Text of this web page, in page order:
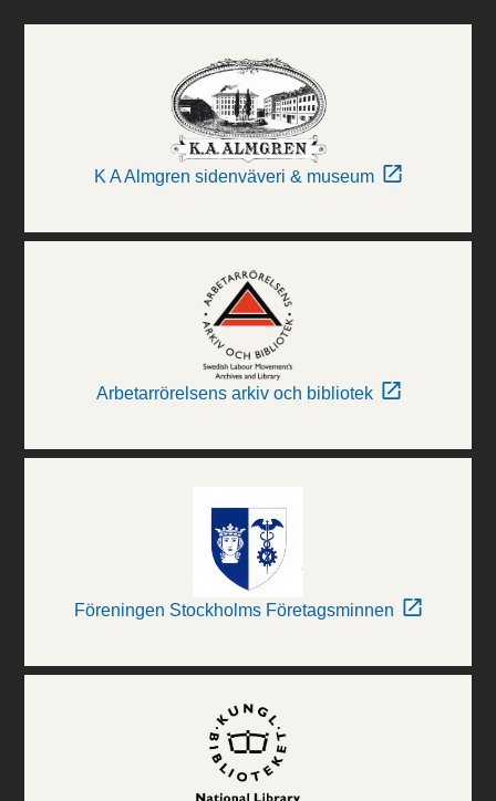
K A Almgren sidenväveri & museum
Arbetarrörelsens arkiv och bibliotek
Föreningen Stockholms Företagsminnen